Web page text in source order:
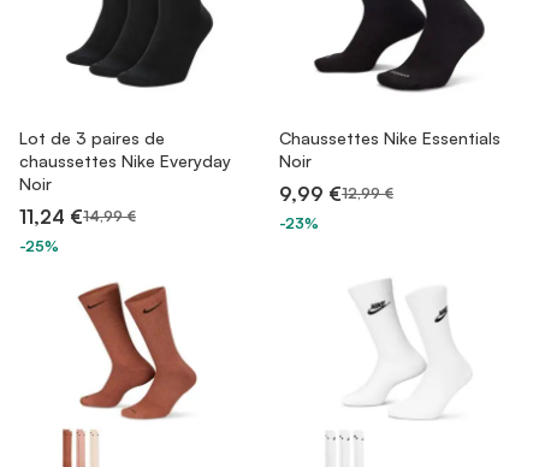
Lot de 3 paires de
chaussettes Nike Everyday
Noir
11,24 €14,99 €
-25%
Chaussettes Nike Essentials
Noir
9,99 €12,99 €
-23%